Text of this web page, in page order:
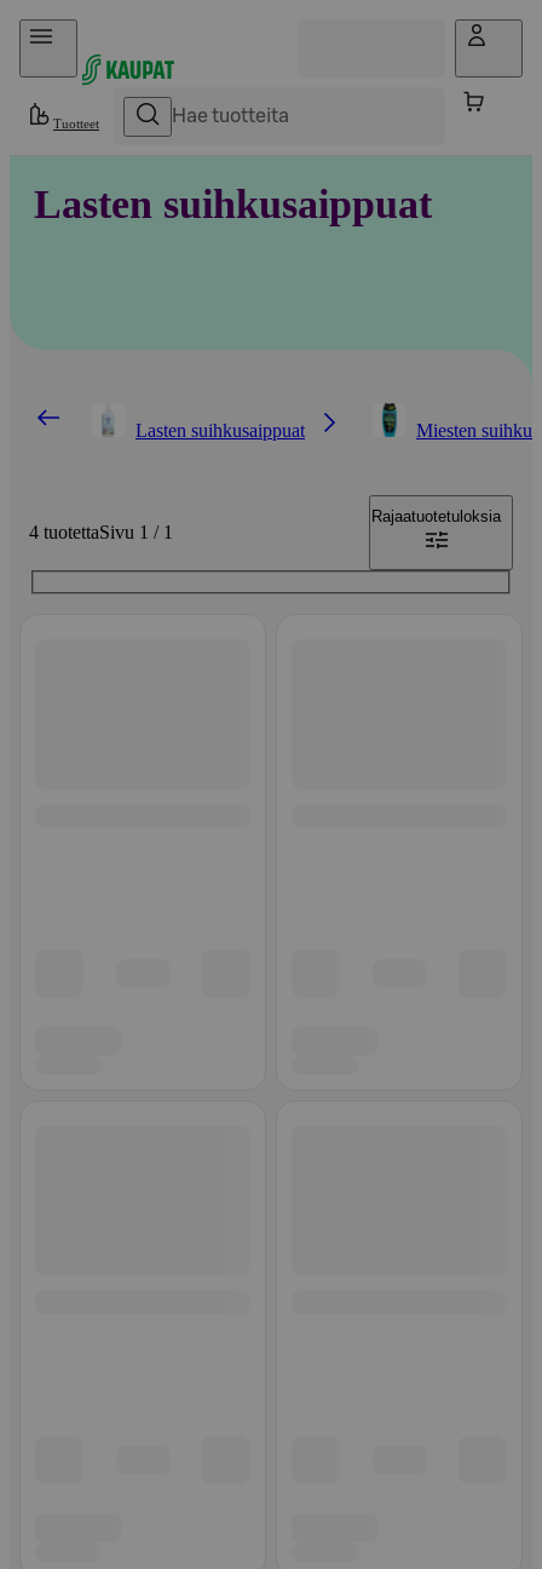
Hyppää sisältöön
Tuotteet
Lasten suihkusaippuat
Lasten suihkusaippuat Miesten
4 tuotettaSivu 1 / 1
Rajaatuotetuloksia